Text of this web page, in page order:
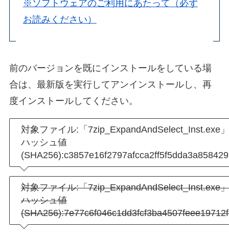
※ソフトウェアのご利用にあたって（必ず
お読みください）
前のバージョンを既にインストールをしている場
合は、最新版を実行してアンインストールし、再
度インストールしてください。
対象ファイル:「7zip_ExpandAndSelect_Inst.exe
ハッシュ値
対象ファイル:「7zip_ExpandAndSelect_Inst.exe
ハッシュ値